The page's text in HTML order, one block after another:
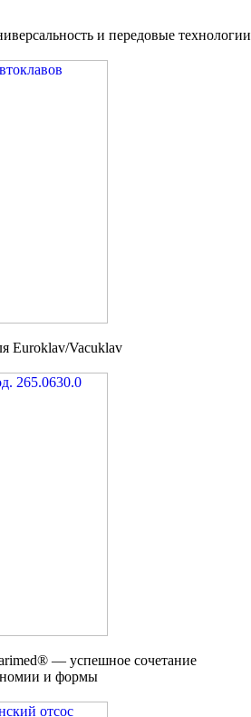
и передовые технологии
Euroklav/Vacuklav
— успешное сочетание
и формы